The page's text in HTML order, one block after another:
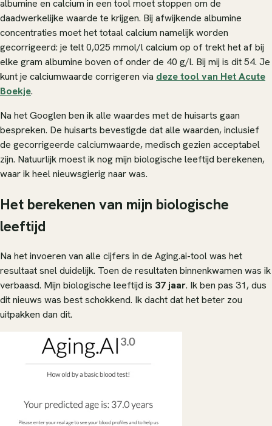
albumine en calcium in een tool moet stoppen om de
daadwerkelijke waarde te krijgen. Bij afwijkende albumine
concentraties moet het totaal calcium namelijk worden
gecorrigeerd: je telt 0,025 mmol/l calcium op of trekt het af bij
elke gram albumine boven of onder de 40 g/l. Bij mij is dit 54. Je
kunt je calciumwaarde corrigeren via deze tool van Het Acute
Boekje.
Na het Googlen ben ik alle waardes met de huisarts gaan
bespreken. De huisarts bevestigde dat alle waarden, inclusief
de gecorrigeerde calciumwaarde, medisch gezien acceptabel
zijn. Natuurlijk moest ik nog mijn biologische leeftijd berekenen,
waar ik heel nieuwsgierig naar was.
Het berekenen van mijn biologische
leeftijd
Na het invoeren van alle cijfers in de Aging.ai-tool was het
resultaat snel duidelijk. Toen de resultaten binnenkwamen was ik
verbaasd. Mijn biologische leeftijd is 37 jaar. Ik ben pas 31, dus
dit nieuws was best schokkend. Ik dacht dat het beter zou
uitpakken dan dit.